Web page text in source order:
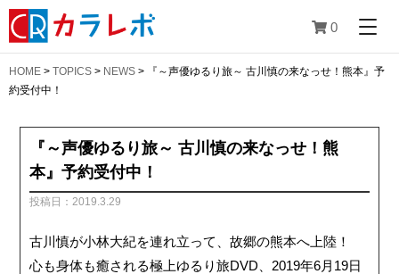
0
HOME > TOPICS > NEWS >
『～声優ゆるり旅～ 古川慎の来なっせ！熊本』予
約受付中！
『～声優ゆるり旅～ 古川慎の来なっせ！熊
本』予約受付中！
投稿日：2019.3.29
古川慎が小林大紀を連れ立って、故郷の熊本へ上陸！
心も身体も癒される極上ゆるり旅DVD、2019年6月19日